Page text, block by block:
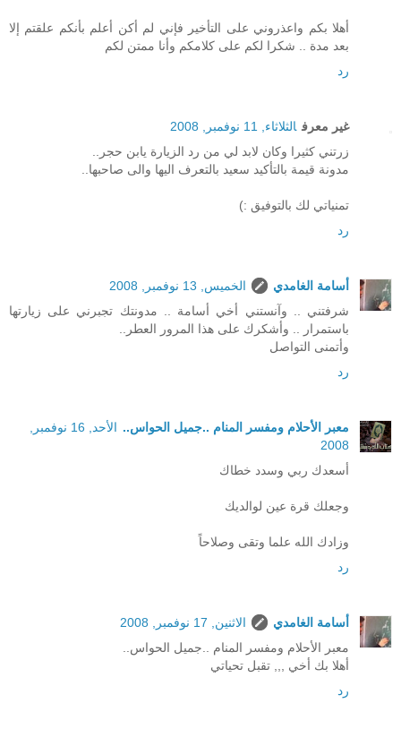
أهلا بكم واعذروني على التأخير فإني لم أكن أعلم بأنكم علقتم إلا
بعد مدة .. شكرا لكم على كلامكم وأنا ممتن لكم
رد
غير معرف الثلاثاء, 11 نوفمبر, 2008
زرتني كثيرا وكان لابد لي من رد الزيارة يابن حجر..
مدونة قيمة بالتأكيد سعيد بالتعرف اليها والى صاحبها..
تمنياتي لك بالتوفيق :)
رد
أسامة الغامدي
الخميس, 13 نوفمبر, 2008
شرفتني .. وآنستني أخي أسامة .. مدونتك تجبرني على زيارتها
باستمرار .. وأشكرك على هذا المرور العطر..
وأتمنى التواصل
رد
معبر الأحلام ومفسر المنام ..جميل الحواس..
الأحد, 16 نوفمبر,
2008
أسعدك ربي وسدد خطاك
وجعلك قرة عين لوالديك
وزادك الله علما وتقى وصلاحاً
رد
أسامة الغامدي
الاثنين, 17 نوفمبر, 2008
معبر الأحلام ومفسر المنام ..جميل الحواس..
أهلا بك أخي ,,, تقبل تحياتي
رد